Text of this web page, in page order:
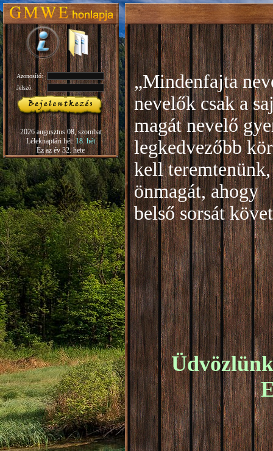
Azonosító:
Jelszó:
2026 augusztus 08, szombat
Léleknaptári hét:18. hét
Ez az év 32. hete
„Mindenfajta
nevelők csak a
magát nevelő
legkedvezőbb
kell
önmagát, ahogy
belső sorsát